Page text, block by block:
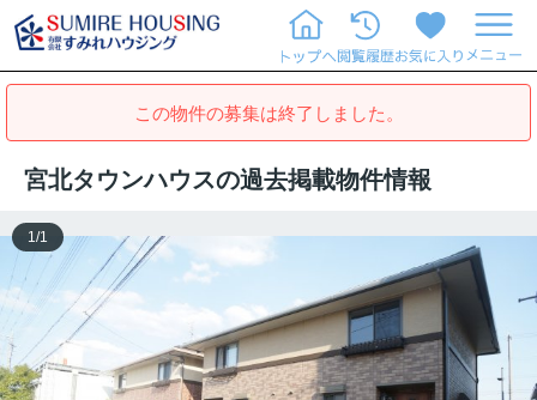
この物件の募集は終了しました。
宮北タウンハウスの過去掲載物件情報
1 /1